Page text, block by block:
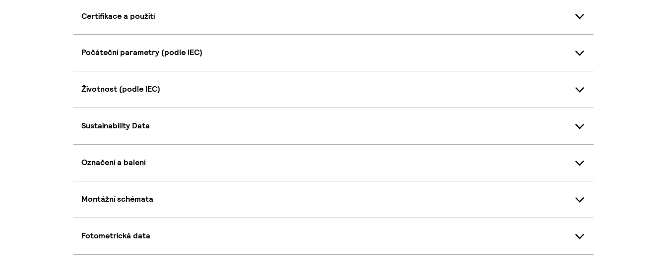
Certifikace a použití
Počáteční parametry (podle IEC)
Životnost (podle IEC)
Sustainability Data
Označení a balení
Montážní schémata
Fotometrická data